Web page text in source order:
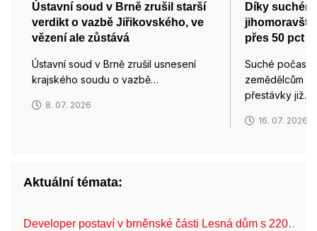
Ústavní soud v Brně zrušil starší
verdikt o vazbě Jiřikovského, ve
vězení ale zůstává
Ústavní soud v Brně zrušil usnesení
krajského soudu o vazbě…
8. 07. 2026
Díky
jihomoravští
přes 50 pct
Suché počasí
zemědělcům
přestávky již…
16. 07. 2026
Aktuální témata:
Developer postaví v brněnské části Lesná dům s 220…